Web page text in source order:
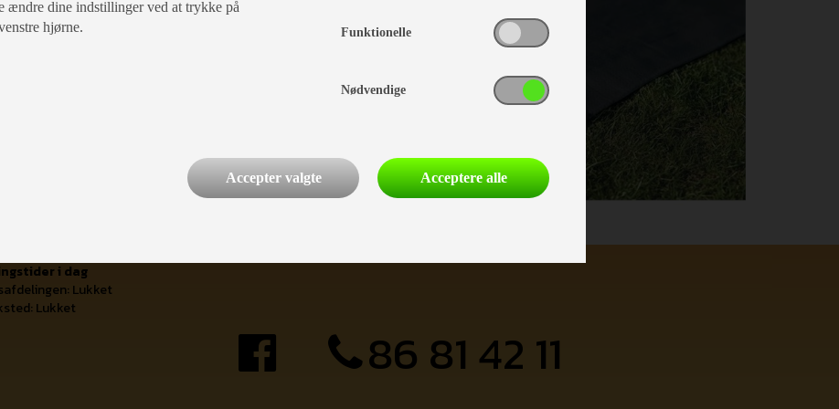
i dag
Lukket
Lukket
86 81 42 11
ændre dine indstillinger ved at trykke på
hjørne.
Funktionelle
Nødvendige
Accepter valgte Acceptere alle